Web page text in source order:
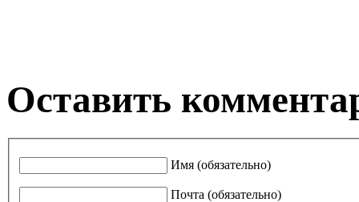
Оставить
Имя (обязательно)
Почта (обязательно)